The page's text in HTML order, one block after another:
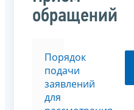
обращений
Порядок
подачи
заявлений
для